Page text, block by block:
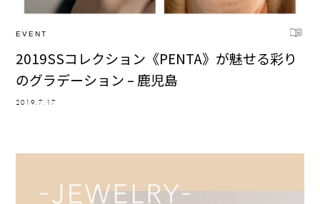
EVENT
2019SSコレクション《PENTA》が魅せる彩り
のグラデーション – 鹿児島
2019.7.17